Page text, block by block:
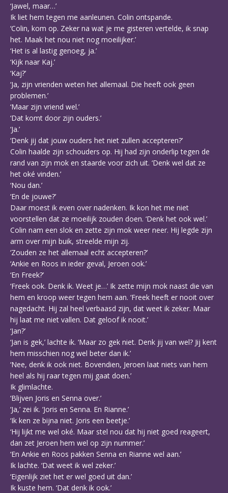
‘Jawel, maar…’
Ik liet hem tegen me aanleunen. Colin ontspande.
‘Colin, kom op. Zeker na wat je me gisteren vertelde, ik snap
het. Maak het nou niet nog moeilijker.’
‘Het is al lastig genoeg, ja.’
‘Kijk naar Kaj.’
‘Kaj?’
‘Ja, zijn vrienden weten het allemaal. Die heeft ook geen
problemen.’
‘Maar zijn vriend wel.’
‘Dat komt door zijn ouders.’
‘Ja.’
‘Denk jij dat jouw ouders het niet zullen accepteren?’
Colin haalde zijn schouders op. Hij had zijn onderlip tegen de
rand van zijn mok en staarde voor zich uit. ‘Denk wel dat ze
het oké vinden.’
‘Nou dan.’
‘En de jouwe?’
Daar moest ik even over nadenken. Ik kon het me niet
voorstellen dat ze moeilijk zouden doen. ‘Denk het ook wel.’
Colin nam een slok en zette zijn mok weer neer. Hij legde zijn
arm over mijn buik, streelde mijn zij.
‘Zouden ze het allemaal echt accepteren?’
‘Ankie en Roos in ieder geval, Jeroen ook.’
‘En Freek?’
‘Freek ook. Denk ik. Weet je…’ Ik zette mijn mok naast die van
hem en kroop weer tegen hem aan. ‘Freek heeft er nooit over
nagedacht. Hij zal heel verbaasd zijn, dat weet ik zeker. Maar
hij laat me niet vallen. Dat geloof ik nooit.’
‘Jan?’
‘Jan is gek,’ lachte ik. ‘Maar zo gek niet. Denk jij van wel? Jij kent
hem misschien nog wel beter dan ik.’
‘Nee, denk ik ook niet. Bovendien, Jeroen laat niets van hem
heel als hij raar tegen mij gaat doen.’
Ik glimlachte.
‘Blijven Joris en Senna over.’
‘Ja,’ zei ik. ‘Joris en Senna. En Rianne.’
‘Ik ken ze bijna niet. Joris een beetje.’
‘Hij lijkt me wel oké. Maar stel nou dat hij niet goed reageert,
dan zet Jeroen hem wel op zijn nummer.’
‘En Ankie en Roos pakken Senna en Rianne wel aan.’
Ik lachte. ‘Dat weet ik wel zeker.’
‘Eigenlijk ziet het er wel goed uit dan.’
Ik kuste hem. ‘Dat denk ik ook.’